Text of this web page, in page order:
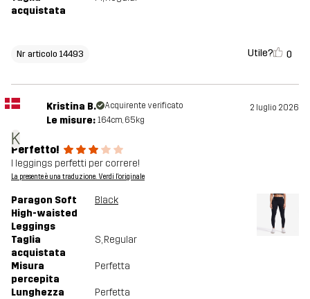
acquistata
Nr articolo 14493 Utile? 0
K
Kristina B. Acquirente verificato 2 luglio 2026
Le misure: 164cm, 65kg
Perfetto!
I leggings perfetti per correre!
La presente è una traduzione. Verdi l'originale
Paragon Soft
High-waisted
Leggings
Black
Taglia
acquistata
S, Regular
Misura
percepita
Perfetta
Lunghezza Perfetta